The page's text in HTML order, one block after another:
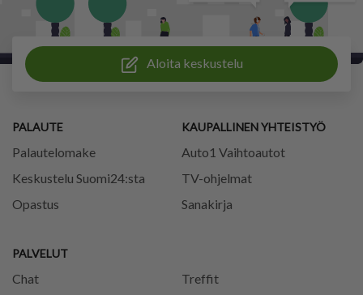
Aloita keskustelu
PALAUTE
Palautelomake
Keskustelu Suomi24:sta
Opastus
PALVELUT
Chat
Treffit
KAUPALLINEN YHTEISTYÖ
Auto1 Vaihtoautot
TV-ohjelmat
Sanakirja